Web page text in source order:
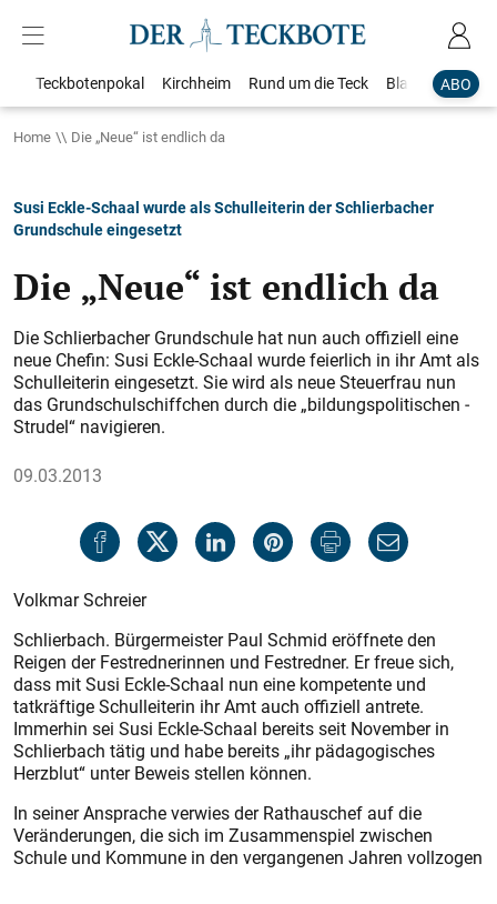
ABO
Teckbotenpokal Kirchheim Rund um die Teck Blaulicht
Home Die „Neue“ ist endlich da
Susi Eckle-Schaal wurde als Schulleiterin der Schlierbacher
Grundschule eingesetzt
Die „Neue“ ist endlich da
Die Schlierbacher Grundschule hat nun auch offiziell eine
neue Chefin: Susi Eckle-Schaal wurde feierlich in ihr Amt als
Schulleiterin eingesetzt. Sie wird als neue Steuerfrau nun
das Grundschulschiffchen durch die „bildungspolitischen ­
Strudel“ navigieren.
09.03.2013
Volkmar Schreier
Schlierbach. Bürgermeister Paul Schmid eröffnete den
Reigen der Festrednerinnen und Festredner. Er freue sich,
dass mit Susi Eckle-Schaal nun eine kompetente und
tatkräftige Schulleiterin ihr Amt auch offiziell antrete.
Immerhin sei Susi Eckle-Schaal bereits seit November in
Schlierbach tätig und habe bereits „ihr pädagogisches
Herzblut“ unter Beweis stellen können.
In seiner Ansprache verwies der Rathauschef auf die
Veränderungen, die sich im Zusammenspiel zwischen
Schule und Kommune in den vergangenen Jahren vollzogen